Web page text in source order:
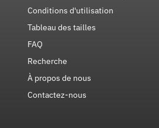
Conditions d'utilisation
Tableau des tailles
FAQ
Recherche
À propos de nous
Contactez-nous